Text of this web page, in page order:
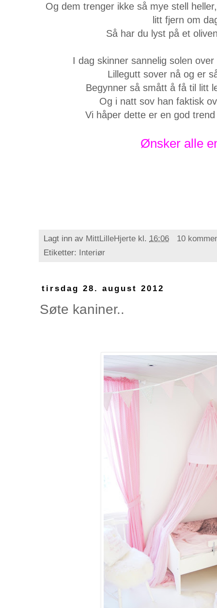
Og dem trenger ikke så mye stell
litt fjern om
Så har du lyst på et
I dag skinner sannelig solen
Lillegutt sover nå og er
Begynner så smått å få til litt
Og i natt sov han faktisk
Vi håper dette er en god
Ønsker alle
Lagt inn av MittLilleHjerte kl. 16:06
10
Etiketter:
Interiør
tirsdag 28. august 2012
Søte kaniner..